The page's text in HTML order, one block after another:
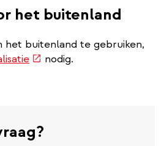
het buitenland
buitenland te gebruiken,
(externe
nodig.